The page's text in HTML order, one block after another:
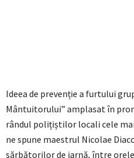
Ideea de prevenție a furtului
Mântuitorului” amplasat în
rândul polițiștilor locali cele
ne spune maestrul Nicolae
sărbătorilor de iarnă, între